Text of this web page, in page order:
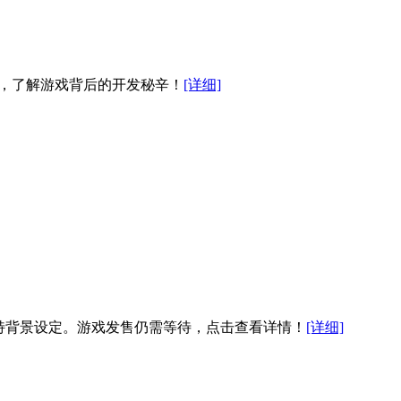
了解游戏背后的开发秘辛！ [详细]
景设定。游戏发售仍需等待，点击查看详情！ [详细]